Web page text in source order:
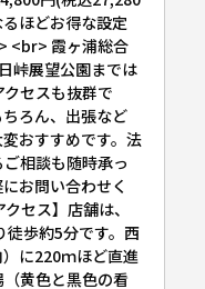
ほどお得な設定
<br> 霞ヶ浦総合
峠展望公園までは
セスも抜群で
ろん、出張など
おすすめです。法
相談も随時承っ
お問い合わせく
セス】店舗は、
徒歩約5分です。西
に220ｍほど直進
黄色と黒色の看